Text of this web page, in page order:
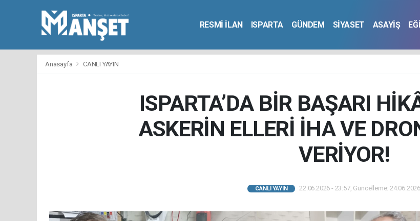
RESMİ İLAN ISPARTA GÜNDEM SİYASET ASAYİŞ
Anasayfa CANLI YAYIN
ISPARTA’DA BİR BAŞARI
ASKERİN ELLERİ İHA VE
VERİYOR!
CANLI YAYIN 22.06.2026 - 23:57, Güncelleme: